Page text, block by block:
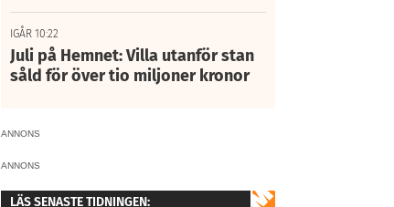
IGÅR 10:22
Juli på Hemnet: Villa utanför stan
såld för över tio miljoner kronor
ANNONS
ANNONS
LÄS SENASTE TIDNINGEN: